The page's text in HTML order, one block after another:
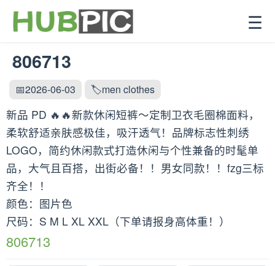
☰
806713
📅2026-06-03 🏷️men clothes
新品 PD 🔥🔥新款休闲短裤～定制卫衣毛圈棉面料，
柔软舒适亲肤感极佳，吸汗透气！品牌标志性刺绣
LOGO，简约休闲款式打造休闲与个性兼备的时髦单
品，大气且百搭，出街必备！！男女同款！！fzg三标
齐全！！
颜色：图片色
尺码：S M L XL XXL（下单请报身高体重！）
806713